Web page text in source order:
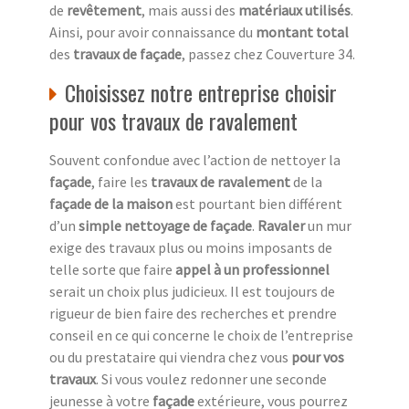
de revêtement, mais aussi des matériaux utilisés.
Ainsi, pour avoir connaissance du montant total
des travaux de façade, passez chez Couverture 34.
Choisissez notre entreprise choisir
pour vos travaux de ravalement
Souvent confondue avec l’action de nettoyer la
façade, faire les travaux de ravalementde la
façade de la maisonest pourtant bien différent
d’un simple nettoyage de façade. Ravalerun mur
exige des travaux plus ou moins imposants de
telle sorte que faire appel à un professionnel
serait un choix plus judicieux. Il est toujours de
rigueur de bien faire des recherches et prendre
conseil en ce qui concerne le choix de l’entreprise
ou du prestataire qui viendra chez vous pour vos
travaux. Si vous voulez redonner une seconde
jeunesse à votre façadeextérieure, vous pourrez